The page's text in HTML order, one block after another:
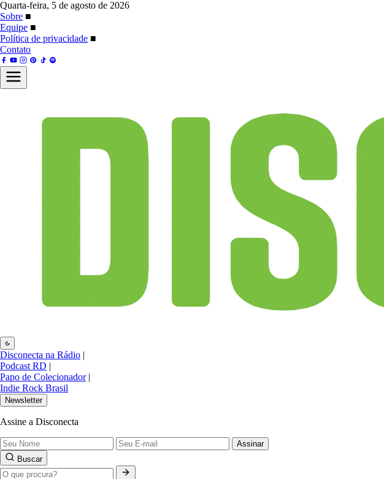
Quarta-feira, 5 de agosto de 2026
Sobre ■
Equipe ■
Política de privacidade ■
Contato
Disconecta na Rádio |
Podcast RD |
Papo de Colecionador |
Indie Rock Brasil
Newsletter
Assine a Disconecta
Assinar
Buscar